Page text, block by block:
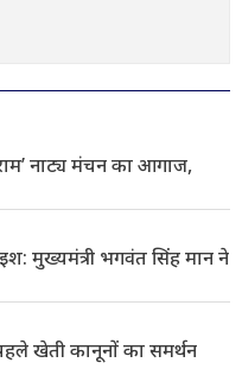
नाट्य मंचन का आगाज,
मुख्यमंत्री भगवंत सिंह मान ने
खेती कानूनों का समर्थन